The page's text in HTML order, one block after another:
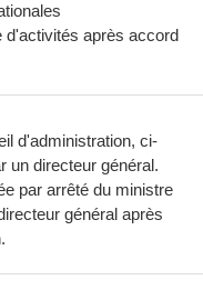
d'activités après accord
d'administration, ci-
un directeur général.
par arrêté du ministre
général après